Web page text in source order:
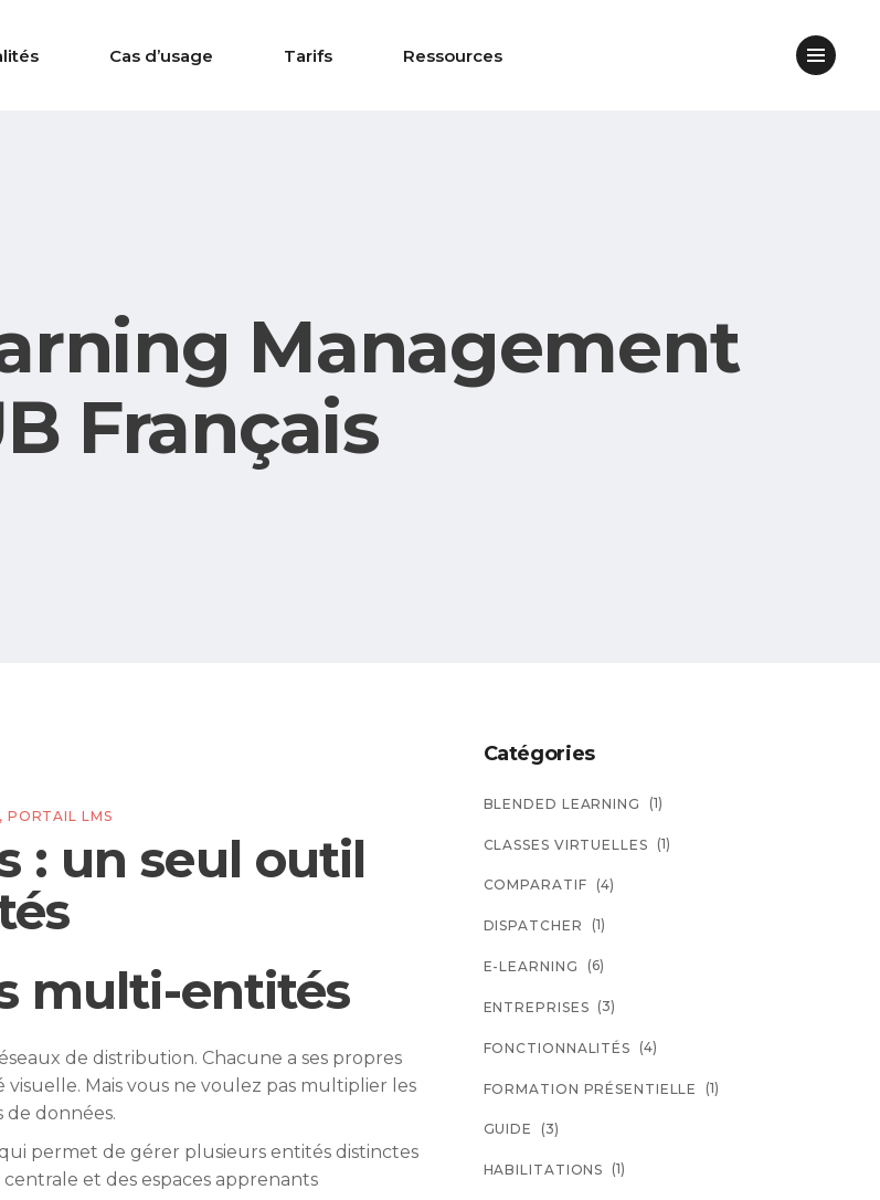
Cas d’usage Tarifs Ressources
Management
Français
, PORTAIL LMS
: un seul outil
multi-entités
de distribution. Chacune a ses propres
Mais vous ne voulez pas multiplier les
de données.
permet de gérer plusieurs entités distinctes
et des espaces apprenants
Catégories
BLENDED LEARNING (1)
CLASSES VIRTUELLES (1)
COMPARATIF (4)
DISPATCHER (1)
E-LEARNING (6)
ENTREPRISES (3)
FONCTIONNALITÉS (4)
FORMATION PRÉSENTIELLE (1)
GUIDE (3)
HABILITATIONS (1)